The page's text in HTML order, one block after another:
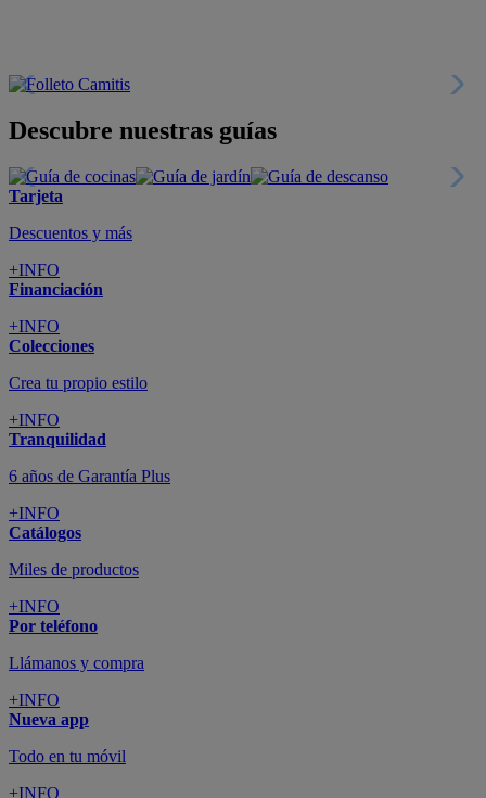
Descubre nuestras guías
Tarjeta
Descuentos y más
+INFO
Financiación
+INFO
Colecciones
Crea tu propio estilo
+INFO
Tranquilidad
6 años de Garantía Plus
+INFO
Catálogos
Miles de productos
+INFO
Por teléfono
Llámanos y compra
+INFO
Nueva app
Todo en tu móvil
+INFO